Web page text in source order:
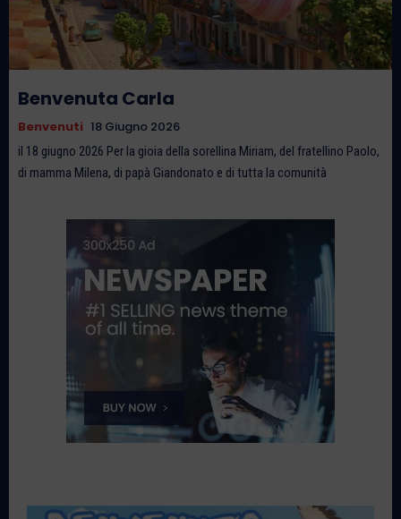
Benvenuta Carla
Benvenuti 18 Giugno 2026
il 18 giugno 2026 Per la gioia della sorellina Miriam, del fratellino Paolo,
di mamma Milena, di papà Giandonato e di tutta la comunità